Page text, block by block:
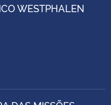
WESTPHALEN